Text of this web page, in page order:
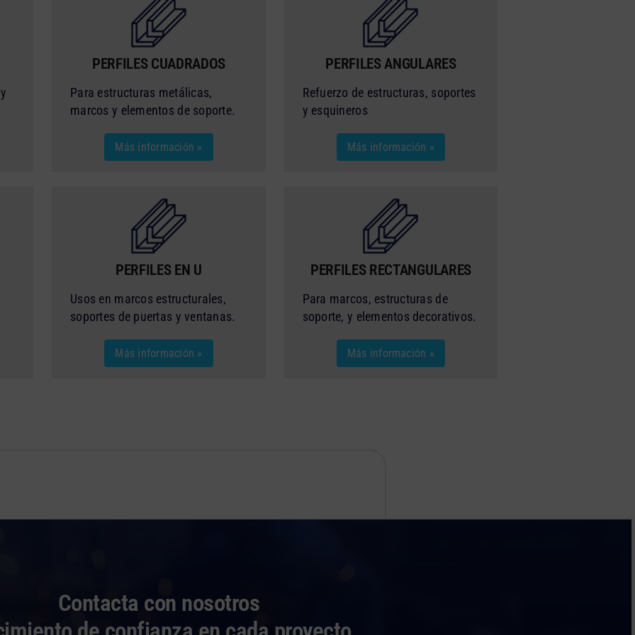
PERFILES CUADRADOS
Para estructuras metálicas,
marcos y elementos de soporte.
Más información »
PERFILES ANGULARES
Refuerzo de estructuras, soportes
y esquineros
Más información »
PERFILES EN U
Usos en marcos estructurales,
soportes de puertas y ventanas.
Más información »
PERFILES RECTANGULARES
Para marcos, estructuras de
soporte, y elementos decorativos.
Más información »
Contacta con nosotros